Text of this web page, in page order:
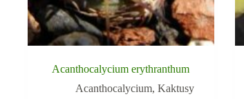
Acanthocalycium erythranthum
Acanthocalycium, Kaktusy